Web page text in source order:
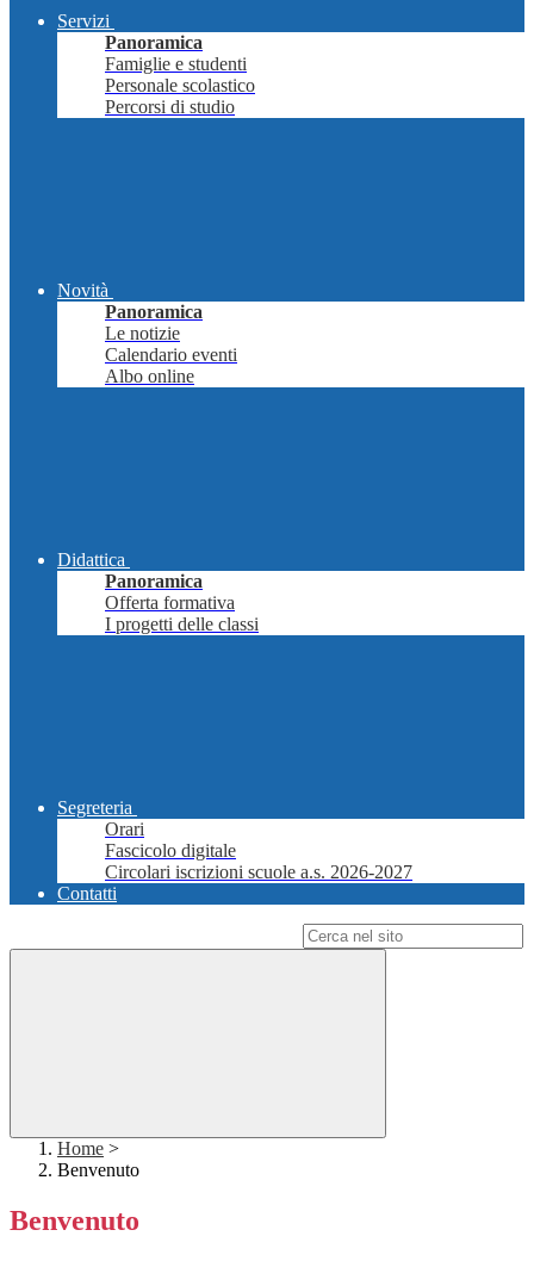
Servizi
Panoramica
Famiglie e studenti
Personale scolastico
Percorsi di studio
Novità
Panoramica
Le notizie
Calendario eventi
Albo online
Didattica
Panoramica
Offerta formativa
I progetti delle classi
Segreteria
Orari
Fascicolo digitale
Circolari iscrizioni scuole a.s. 2026-2027
Contatti
Home >
Benvenuto
Benvenuto